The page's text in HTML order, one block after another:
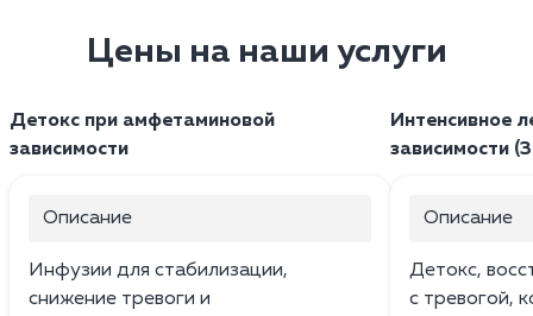
Цены на наши услуги
Детокс при амфетаминовой
зависимости
Описание
Инфузии для стабилизации,
снижение тревоги и
Интенсивное
зависимости
Описание
Детокс,
с тревогой,